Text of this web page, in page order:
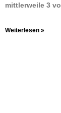
mittlerweile 3
Weiterlesen »